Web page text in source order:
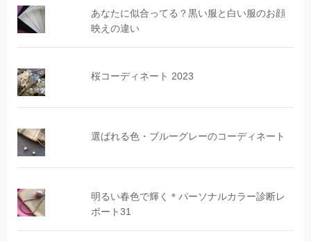
あなたに似合ってる？黒い服と白い服のお顔
映えの違い
桜コーディネート 2023
選ばれる色・ブルーグレーのコーディネート
明るい春色で輝く＊パーソナルカラー診断レ
ポート31